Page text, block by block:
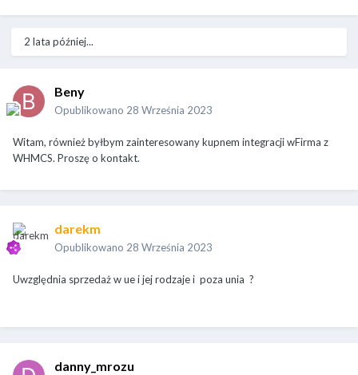
2 lata później...
Beny
Opublikowano 28 Września 2023
Witam, również byłbym zainteresowany kupnem integracji wFirma z
WHMCS. Proszę o kontakt.
darekm
Opublikowano 28 Września 2023
Uwzględnia sprzedaż w ue i jej rodzaje i poza unia ?
danny_mrozu